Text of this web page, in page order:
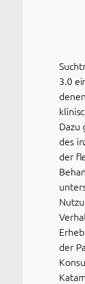
3.0
Dazu
des
der
der